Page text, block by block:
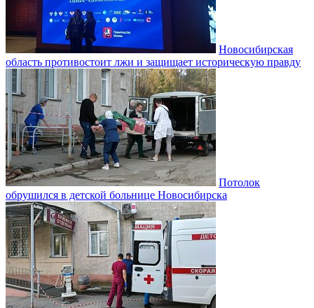
Новосибирская
область противостоит лжи и защищает историческую правду
Потолок
обрушился в детской больнице Новосибирска